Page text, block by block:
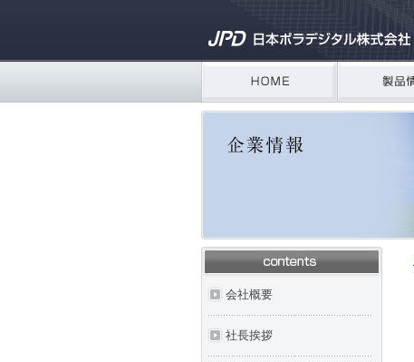
会社概要
社長挨拶